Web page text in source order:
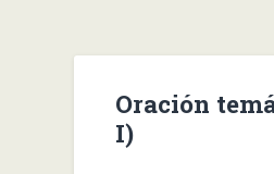
Oración
I)